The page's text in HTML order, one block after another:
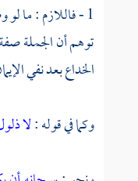
1 - فاللازم : ما لو وصل طرفاه غير المراد نحو قوله :
توهم أن الجملة
الخداع بعد نفي
وكما في قوله :لا